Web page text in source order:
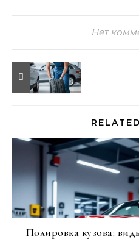
Нет
Полировка кузова: